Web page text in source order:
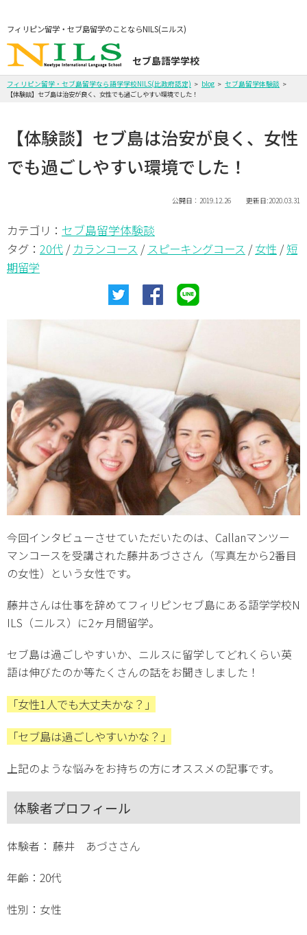
セブ島語学学校
フィリピン留学・セブ島留学のことならNILS(ニルス)
フィリピン留学・セブ島留学なら語学学校NILS(比政府認定) blog
セブ島留学体験談
【体験談】セブ島は治安が良く、女性でも過ごしやすい環境でした！
【体験談】セブ島は治安が良く、女性
でも過ごしやすい環境でした！
公開日：2019.12.26 更新日:2020.03.31
カテゴリ： セブ島留学体験談
タグ： 20代 / カランコース / スピーキングコース /女性 /短
期留学
今回インタビューさせていただいたのは、Callanマンツー
マンコースを受講された藤井あづささん（写真左から2番目
の女性）という女性です。
藤井さんは仕事を辞めてフィリピンセブ島にある語学学校N
ILS（ニルス）に2ヶ月間留学。
セブ島は過ごしやすいか、ニルスに留学してどれくらい英
語は伸びたのか等たくさんの話をお聞きしました！
「女性1人でも大丈夫かな？」
「セブ島は過ごしやすいかな？」
上記のような悩みをお持ちの方にオススメの記事です。
体験者プロフィール
体験者： 藤井 あづささん
年齢：20代
性別：女性